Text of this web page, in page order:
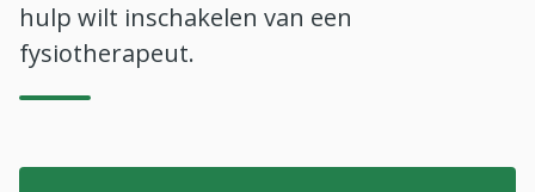
hulp wilt inschakelen van een
fysiotherapeut.